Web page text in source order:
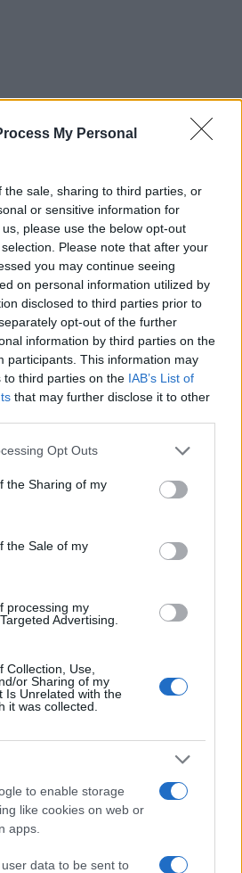
My Personal
the sale, sharing to third parties, or
or sensitive information for
please use the below opt-out
Please note that after your
you may continue seeing
on personal information utilized by
disclosed to third parties prior to
opt-out of the further
information by third parties on the
participants. This information may
to third parties on the IAB’s List of
that may further disclose it to other
app uses one or more Google
usage behaviour. You may click to
Google and its third-party tags to
specified purposes in below Google
Opt Outs
the Sharing of my
the Sale of my
processing my
Advertising.
Collection, Use,
or Sharing of my
Is Unrelated with the
it was collected.
to enable storage
like cookies on web or
apps.
data to be sent to
εδώ
σχολίου
Χρήσης της Google.
Τραμπ: Θέλω από το
αποζημιώσεις για